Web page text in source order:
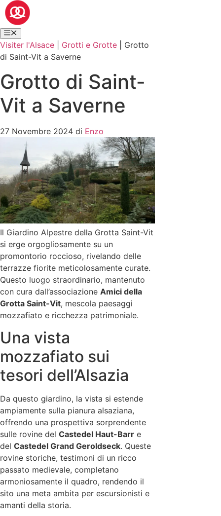
Visiter l'Alsace Grotti e Grotte
Grotto
di Saint-Vit a Saverne
Grotto di Saint-
Vit a Saverne
27 Novembre 2024 di Enzo
Il Giardino Alpestre della Grotta Saint-Vit
si erge orgogliosamente su un
promontorio roccioso, rivelando delle
terrazze fiorite meticolosamente curate.
Questo luogo straordinario, mantenuto
con cura dall’associazione Amici della
Grotta Saint-Vit, mescola paesaggi
mozzafiato e ricchezza patrimoniale.
Una vista
mozzafiato sui
tesori dell’Alsazia
Da questo giardino, la vista si estende
ampiamente sulla pianura alsaziana,
offrendo una prospettiva sorprendente
sulle rovine del Castedel Haut-Barr e
del Castedel Grand Geroldseck. Queste
rovine storiche, testimoni di un ricco
passato medievale, completano
armoniosamente il quadro, rendendo il
sito una meta ambita per escursionisti e
amanti della storia.